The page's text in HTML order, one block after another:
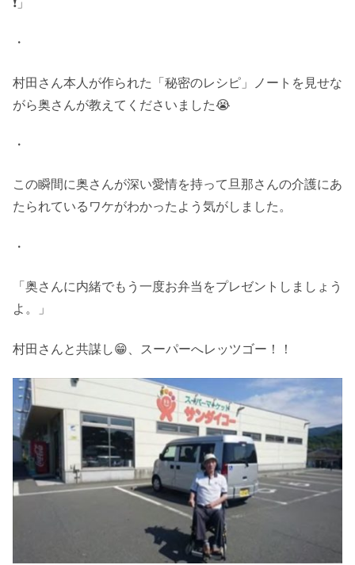
・
村田さん本人が作られた「秘密のレシピ」ノートを見せな
がら奥さんが教えてくださいました😭
・
この瞬間に奥さんが深い愛情を持って旦那さんの介護にあ
たられているワケがわかったよう気がしました。
・
「奥さんに内緒でもう一度お弁当をプレゼントしましょう
よ。」
村田さんと共謀し😁、スーパーへレッツゴー！！